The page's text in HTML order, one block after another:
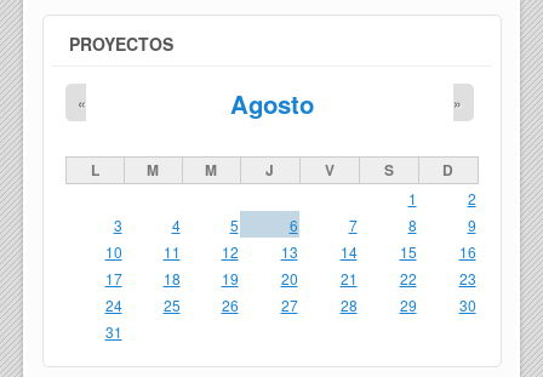
PROYECTOS
Agosto
« »
L M M J V S D
1
2
3
4 5 6 7 8
9
10
11 12 13 14 15
16
17
18 19 20 21 22
23
24
25 26 27 28 29
30
31